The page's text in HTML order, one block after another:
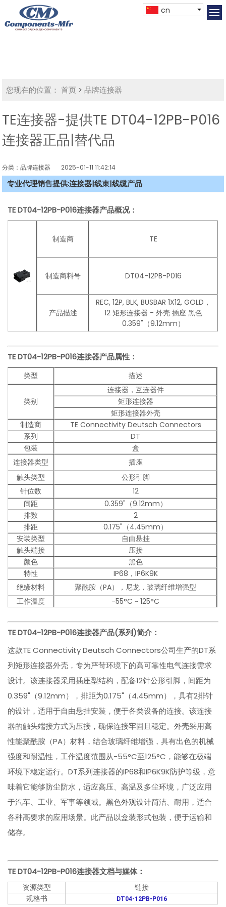
cn
您现在的位置： 首页 >品牌连接器
TE连接器-提供TE DT04-12PB-P016
连接器正品|替代品
分类：品牌连接器 2025-01-11 11:42:14
专业代理销售提供:连接器|线束|线缆产品
TE DT04-12PB-P016连接器产品概况：
制造商 TE
制造商料号 DT04-12PB-P016
产品描述
REC, 12P, BLK, BUSBAR 1X12, GOLD，
12 矩形连接器 - 外壳 插座 黑色
0.359"（9.12mm）
TE DT04-12PB-P016连接器产品属性：
类型 描述
类别
连接器，互连器件
矩形连接器
矩形连接器外壳
制造商
TE Connectivity Deutsch Connectors
系列
DT
包装
盒
连接器类型
插座
触头类型
公形引脚
针位数
12
间距
0.359"（9.12mm）
排数
2
排距
0.175"（4.45mm）
安装类型
自由悬挂
触头端接
压接
颜色
黑色
特性
IP68，IP6K9K
绝缘材料
聚酰胺（PA），尼龙，玻璃纤维增强型
工作温度
-55°C ~ 125°C
TE DT04-12PB-P016连接器产品(系列)简介：
这款TE Connectivity Deutsch Connectors公司生产的DT系
列矩形连接器外壳，专为严苛环境下的高可靠性电气连接需求
设计。该连接器采用插座型结构，配备12针公形引脚，间距为
0.359"（9.12mm），排距为0.175"（4.45mm），具有2排针
的设计，适用于自由悬挂安装，便于各类设备的连接。该连接
器的触头端接方式为压接，确保连接牢固且稳定。外壳采用高
性能聚酰胺（PA）材料，结合玻璃纤维增强，具有出色的机械
强度和耐温性，工作温度范围从-55°C至125°C，能够在极端
环境下稳定运行。DT系列连接器的IP68和IP6K9K防护等级，意
味着它能够防尘防水，适应高压、高温及多尘环境，广泛应用
于汽车、工业、军事等领域。黑色外观设计简洁、耐用，适合
各种高要求的应用场景。此产品以盒装形式包装，便于运输和
储存。
TE DT04-12PB-P016连接器文档与媒体：
资源类型
链接
规格书
DT04-12PB-P016